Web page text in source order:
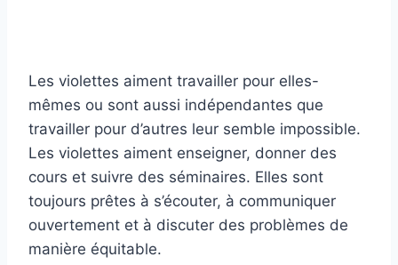
Les violettes aiment travailler pour elles-
mêmes ou sont aussi indépendantes que
travailler pour d’autres leur semble impossible.
Les violettes aiment enseigner, donner des
cours et suivre des séminaires. Elles sont
toujours prêtes à s’écouter, à communiquer
ouvertement et à discuter des problèmes de
manière équitable.